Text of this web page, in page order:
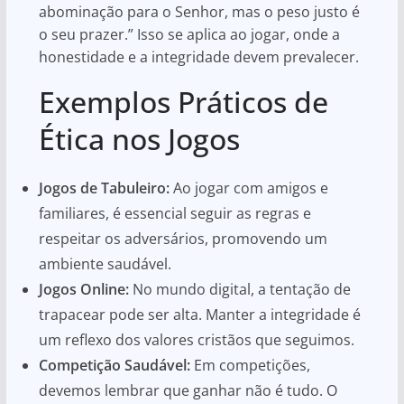
abominação para o Senhor, mas o peso justo é
o seu prazer.” Isso se aplica ao jogar, onde a
honestidade e a integridade devem prevalecer.
Exemplos Práticos de
Ética nos Jogos
Jogos de Tabuleiro:Ao jogar com amigos e
familiares, é essencial seguir as regras e
respeitar os adversários, promovendo um
ambiente saudável.
Jogos Online:No mundo digital, a tentação de
trapacear pode ser alta. Manter a integridade é
um reflexo dos valores cristãos que seguimos.
Competição Saudável:Em competições,
devemos lembrar que ganhar não é tudo. O